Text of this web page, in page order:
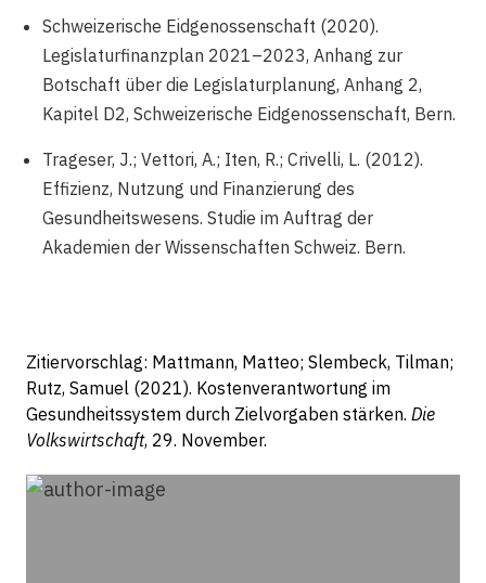
Schweizerische Eidgenossenschaft (2020).
Legislaturfinanzplan 2021–2023, Anhang zur
Botschaft über die Legislaturplanung, Anhang 2,
Kapitel D2, Schweizerische Eidgenossenschaft, Bern.
Trageser, J.; Vettori, A.; Iten, R.; Crivelli, L. (2012).
Effizienz, Nutzung und Finanzierung des
Gesundheitswesens. Studie im Auftrag der
Akademien der Wissenschaften Schweiz. Bern.
Zitiervorschlag: Mattmann, Matteo; Slembeck, Tilman;
Rutz, Samuel (2021). Kostenverantwortung im
Gesundheitssystem durch Zielvorgaben stärken. Die
Volkswirtschaft, 29. November.